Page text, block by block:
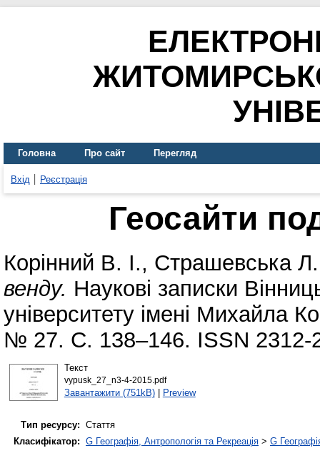
Головна Про сайт Перегляд
Вхід Реєстрація
Геосайти
Корінний В. І., Страшевська
венду. Наукові записки
університету імені Михайла
№ 27. С. 138–146. ISSN 2312-
Текст
vypusk_27_n3-4-2015.pdf
Завантажити (751kB)| Preview
Тип ресурсу: Стаття
Класифікатор: G Географія, Антропологія та Рекреація > G